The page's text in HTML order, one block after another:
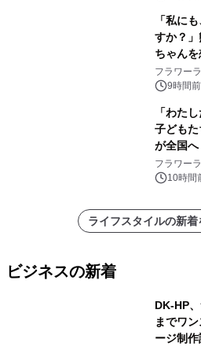
「私に
すか？
ちゃん
フラワー
9時間前
「わた
子ども
が全国へ
フラワー
10時間
ライフスタイルの新
ビジネスの新着
DK-HP
までワ
ージ制